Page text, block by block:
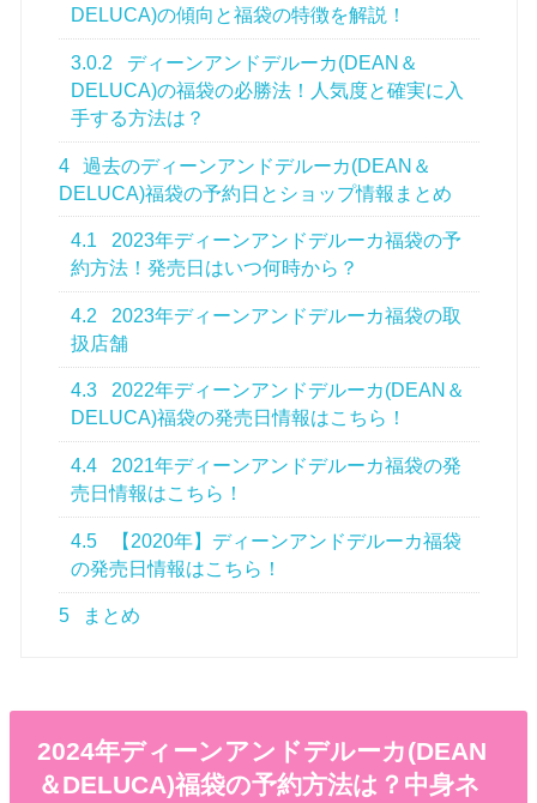
DELUCA)の傾向と福袋の特徴を解説！
3.0.2
ディーンアンドデルーカ(DEAN＆
DELUCA)の福袋の必勝法！人気度と確実に入
手する方法は？
4
過去のディーンアンドデルーカ(DEAN＆
DELUCA)福袋の予約日とショップ情報まとめ
4.1
2023年ディーンアンドデルーカ福袋の予
約方法！発売日はいつ何時から？
4.2
2023年ディーンアンドデルーカ福袋の取
扱店舗
4.3
2022年ディーンアンドデルーカ(DEAN＆
DELUCA)福袋の発売日情報はこちら！
4.4
2021年ディーンアンドデルーカ福袋の発
売日情報はこちら！
4.5
【2020年】ディーンアンドデルーカ福袋
の発売日情報はこちら！
5 まとめ
2024年ディーンアンドデルーカ(DEAN
＆DELUCA)福袋の予約方法は？中身ネ